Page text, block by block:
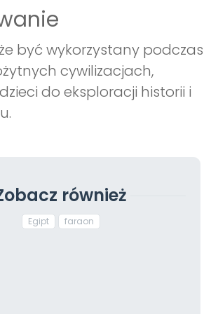
być wykorzystany podczas
cywilizacjach,
do eksploracji historii i
również
Egipt faraon